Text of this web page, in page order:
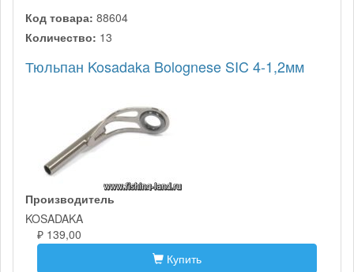
Код товара: 88604
Количество: 13
Тюльпан Kosadaka Bolognese SIC 4-1,2мм
Производитель
KOSADAKA
₽ 139,00
Купить